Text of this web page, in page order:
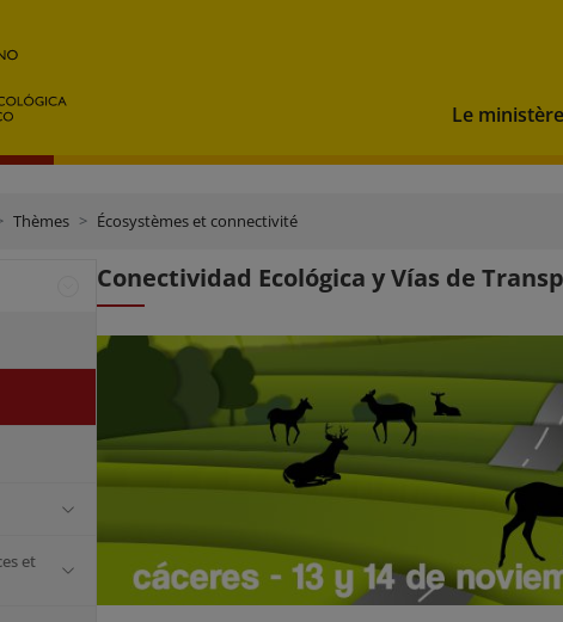
Le ministère
Thèmes Écosystèmes et connectivité
et
Conectividad Ecológica y Vías de